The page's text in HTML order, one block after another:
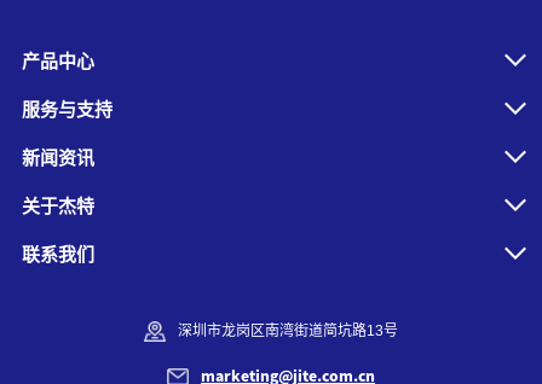
产品中心
服务与支持
新闻资讯
关于杰特
联系我们
深圳市龙岗区南湾街道简坑路13号
marketing@jite.com.cn